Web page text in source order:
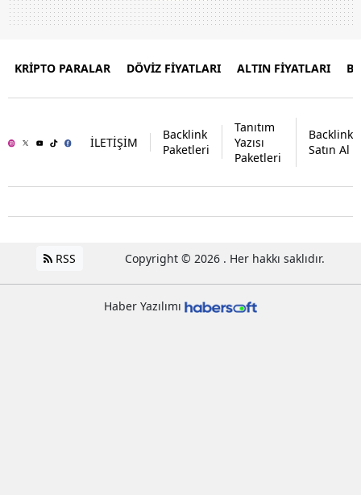
KRİPTO PARALAR DÖVİZ FİYATLARI ALTIN FİYATLARI
İLETİŞİM
Backlink
Paketleri
Tanıtım
Yazısı
Paketleri
Backlink
Satın Al
RSS Copyright © 2026 . Her hakkı saklıdır.
Haber Yazılımı